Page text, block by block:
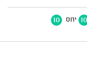
10 יחס 10